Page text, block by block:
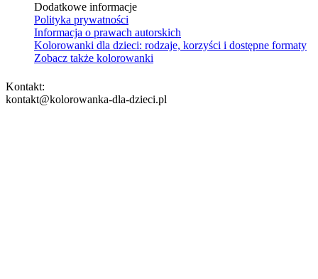
Dodatkowe informacje
Polityka prywatności
Informacja o prawach autorskich
Kolorowanki dla dzieci: rodzaje, korzyści i dostępne formaty
Zobacz także kolorowanki
Kontakt:
kontakt@kolorowanka-dla-dzieci.pl